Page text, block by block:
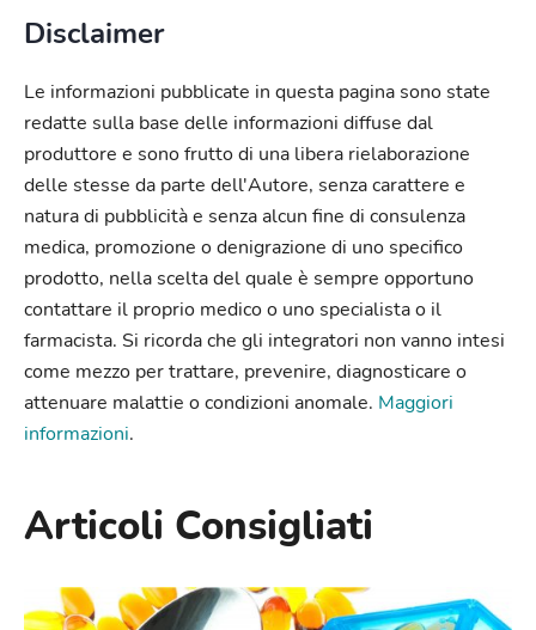
Disclaimer
Le informazioni pubblicate in questa pagina sono state
redatte sulla base delle informazioni diffuse dal
produttore e sono frutto di una libera rielaborazione
delle stesse da parte dell'Autore, senza carattere e
natura di pubblicità e senza alcun fine di consulenza
medica, promozione o denigrazione di uno specifico
prodotto, nella scelta del quale è sempre opportuno
contattare il proprio medico o uno specialista o il
farmacista. Si ricorda che gli integratori non vanno intesi
come mezzo per trattare, prevenire, diagnosticare o
attenuare malattie o condizioni anomale. Maggiori
informazioni.
Articoli Consigliati